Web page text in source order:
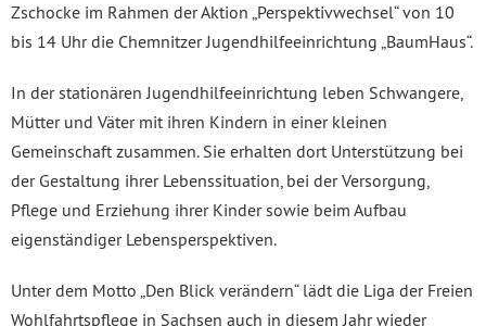
Zschocke im Rahmen der Aktion „Perspektivwechsel“ von 10
bis 14 Uhr die Chemnitzer Jugendhilfeeinrichtung „BaumHaus“.
In der stationären Jugendhilfeeinrichtung leben Schwangere,
Mütter und Väter mit ihren Kindern in einer kleinen
Gemeinschaft zusammen. Sie erhalten dort Unterstützung bei
der Gestaltung ihrer Lebenssituation, bei der Versorgung,
Pflege und Erziehung ihrer Kinder sowie beim Aufbau
eigenständiger Lebensperspektiven.
Unter dem Motto „Den Blick verändern“ lädt die Liga der Freien
Wohlfahrtspflege in Sachsen auch in diesem Jahr wieder